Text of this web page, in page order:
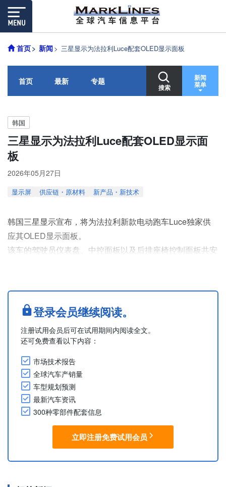
首页 新闻 三星显示为法拉利Luce配套OLED显示面板
首页 最新 专题
搜索
新闻
菜单
韩国
三星显示为法拉利Luce配套OLED显示面
板
2026年05月27日
显示屏 供应链・原材料 新产品・新技术
韩国三星显示宣布，将为法拉利新款电动跑车Luce独家供
应其OLED显示面板。
该车的驾驶员仪表盘、中控面板以及后排座椅控制面板共安
仪表盘采用多层结构，通过叠加12.9英寸和12英寸两块面板
实现。下方12英寸面板显示表盘背景及仪表刻度，上方12.9
英寸面板设有三个圆形镂空区域，其周边区域用于呈现实时
扭矩/换挡指示器、弹窗及指示灯信息。10.1英寸....
登录会员继续阅读。
注册试用会员后可在试用期间内阅读全文。
还可免费查看以下内容：
市场技术报告
全球汽车产销量
车型规划预测
最新汽车资讯
300种零部件配套信息
立即注册免费试用会员